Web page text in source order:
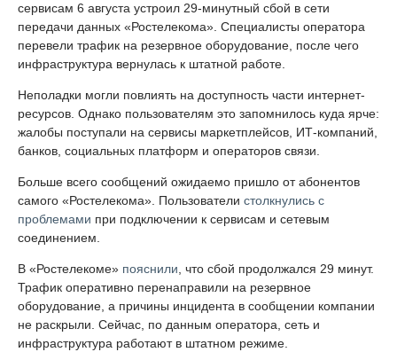
сервисам 6 августа устроил 29-минутный сбой в сети
передачи данных «Ростелекома». Специалисты оператора
перевели трафик на резервное оборудование, после чего
инфраструктура вернулась к штатной работе.
Неполадки могли повлиять на доступность части интернет-
ресурсов. Однако пользователям это запомнилось куда ярче:
жалобы поступали на сервисы маркетплейсов, ИТ-компаний,
банков, социальных платформ и операторов связи.
Больше всего сообщений ожидаемо пришло от абонентов
самого «Ростелекома». Пользователи столкнулись с
проблемами при подключении к сервисам и сетевым
соединением.
В «Ростелекоме» пояснили, что сбой продолжался 29 минут.
Трафик оперативно перенаправили на резервное
оборудование, а причины инцидента в сообщении компании
не раскрыли. Сейчас, по данным оператора, сеть и
инфраструктура работают в штатном режиме.